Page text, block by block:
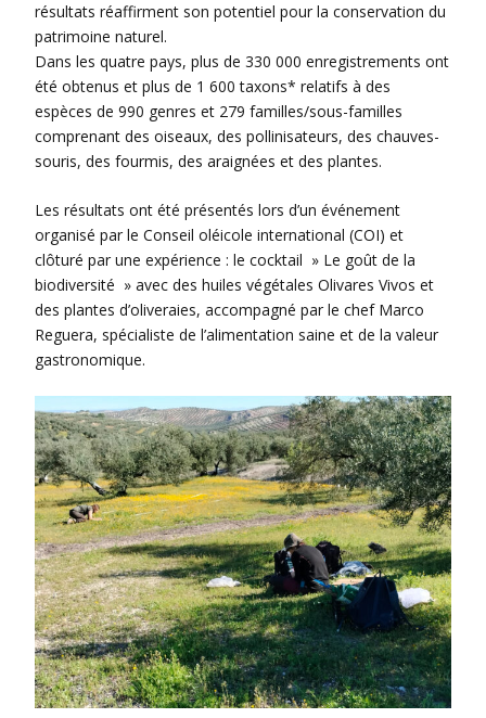
résultats réaffirment son potentiel pour la conservation du
patrimoine naturel.
Dans les quatre pays, plus de 330 000 enregistrements ont
été obtenus et plus de 1 600 taxons* relatifs à des
espèces de 990 genres et 279 familles/sous-familles
comprenant des oiseaux, des pollinisateurs, des chauves-
souris, des fourmis, des araignées et des plantes.
Les résultats ont été présentés lors d’un événement
organisé par le Conseil oléicole international (COI) et
clôturé par une expérience : le cocktail » Le goût de la
biodiversité » avec des huiles végétales Olivares Vivos et
des plantes d’oliveraies, accompagné par le chef Marco
Reguera, spécialiste de l’alimentation saine et de la valeur
gastronomique.